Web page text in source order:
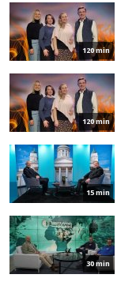
120 min
120 min
15 min
30 min